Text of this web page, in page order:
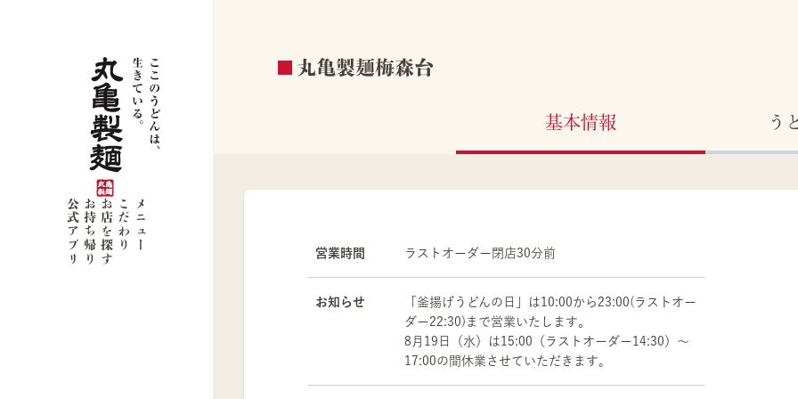
メニュー
こだわり
お店を探す
お持ち帰り
公式アプリ
丸亀製麺梅森台
基本情報 う
営業時間 ラストオーダー閉店30分前
お知らせ
「釜揚げうどんの日」は10:00から23:00(ラストオー
ダー22:30)まで営業いたします。
8月19日（水）は15:00（ラストオーダー14:30）～
17:00の間休業させていただきます。